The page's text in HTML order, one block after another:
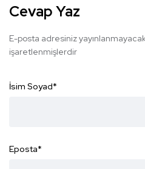
Cevap Yaz
E-posta adresiniz
işaretlenmişlerdir
İsim Soyad*
Eposta*